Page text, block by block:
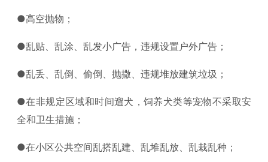
●高空抛物；
●乱贴、乱涂、乱发小广告，违规设置户外广告；
●乱丢、乱倒、偷倒、抛撒、违规堆放建筑垃圾；
●在非规定区域和时间遛犬，饲养犬类等宠物不采取安
全和卫生措施；
●在小区公共空间乱搭乱建、乱堆乱放、乱栽乱种；